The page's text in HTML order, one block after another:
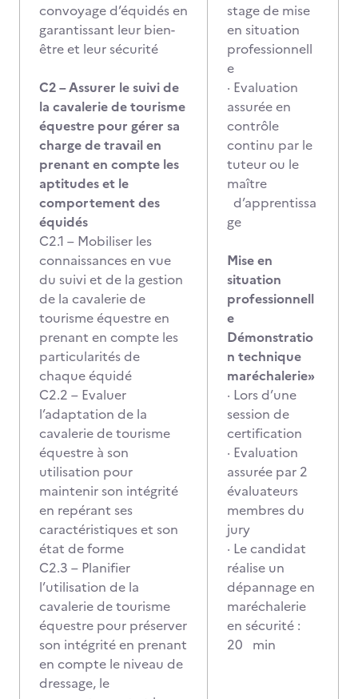
convoyage d’équidés en
garantissant leur bien-
être et leur sécurité
C2 – Assurer le suivi de
la cavalerie de tourisme
équestre pour gérer sa
charge de travail en
prenant en compte les
aptitudes et le
comportement des
équidés
C2.1 – Mobiliser les
connaissances en vue
du suivi et de la gestion
de la cavalerie de
tourisme équestre en
prenant en compte les
particularités de
chaque équidé
C2.2 – Evaluer
l’adaptation de la
cavalerie de tourisme
équestre à son
utilisation pour
maintenir son intégrité
en repérant ses
caractéristiques et son
état de forme
C2.3 – Planifier
l’utilisation de la
cavalerie de tourisme
équestre pour préserver
son intégrité en prenant
en compte le niveau de
dressage, le
stage de mise
en situation
professionnell
e
· Evaluation
assurée en
contrôle
continu par le
tuteur ou le
maître
d’apprentissa
ge
Mise en
situation
professionnell
e
Démonstratio
n technique
maréchalerie»
· Lors d’une
session de
certification
· Evaluation
assurée par 2
évaluateurs
membres du
jury
· Le candidat
réalise un
dépannage en
maréchalerie
en sécurité :
20 min